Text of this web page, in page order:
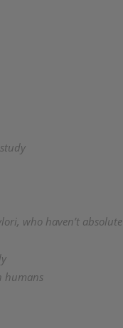
who haven’t absolute
humans